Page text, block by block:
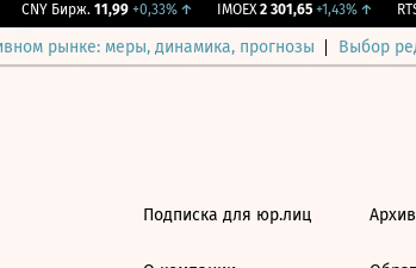
CNY Бирж. 11,99 +0,33%↑ IMOEX 2 301,65 +1,43%↑ RTSI
рынке: меры, динамика, прогнозы Выбор
Подписка для юр.лиц Архив